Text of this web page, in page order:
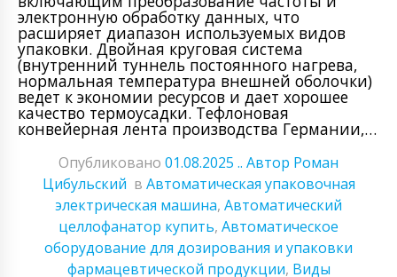
электронную обработку данных, что
расширяет диапазон используемых видов
упаковки. Двойная круговая система
(внутренний туннель постоянного нагрева,
нормальная температура внешней оболочки)
ведет к экономии ресурсов и дает хорошее
качество термоусадки. Тефлоновая
конвейерная лента производства Германии,…
Опубликовано 01.08.2025 .. Автор Роман
Цибульский в Автоматическая упаковочная
электрическая машина, Автоматический
целлофанатор купить, Автоматическое
оборудование для дозирования и упаковки
фармацевтической продукции, Виды